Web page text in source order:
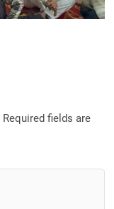
Required fields are